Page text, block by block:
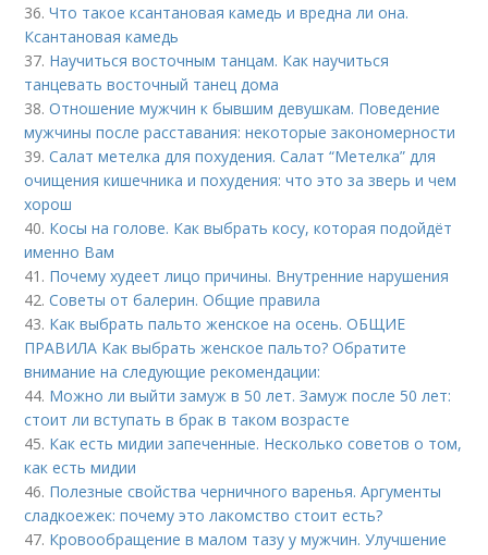
36.Что такое ксантановая камедь и вредна ли она.
Ксантановая камедь
37. Научиться восточным танцам. Как научиться
танцевать восточный танец дома
38.Отношение мужчин к бывшим девушкам. Поведение
мужчины после расставания: некоторые закономерности
39.Салат метелка для похудения. Салат “Метелка” для
очищения кишечника и похудения: что это за зверь и чем
хорош
40. Косы на голове. Как выбрать косу, которая подойдёт
именно Вам
41. Почему худеет лицо причины. Внутренние нарушения
42.Советы от балерин. Общие правила
43. Как выбрать пальто женское на осень. ОБЩИЕ
ПРАВИЛА Как выбрать женское пальто? Обратите
внимание на следующие рекомендации:
44. Можно ли выйти замуж в 50 лет. Замуж после 50 лет:
стоит ли вступать в брак в таком возрасте
45. Как есть мидии запеченные. Несколько советов о том,
как есть мидии
46. Полезные свойства черничного варенья. Аргументы
сладкоежек: почему это лакомство стоит есть?
47. Кровообращение в малом тазу у мужчин. Улучшение